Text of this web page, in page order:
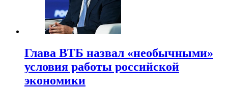
Глава ВТБ назвал «необычными»
условия работы российской
экономики